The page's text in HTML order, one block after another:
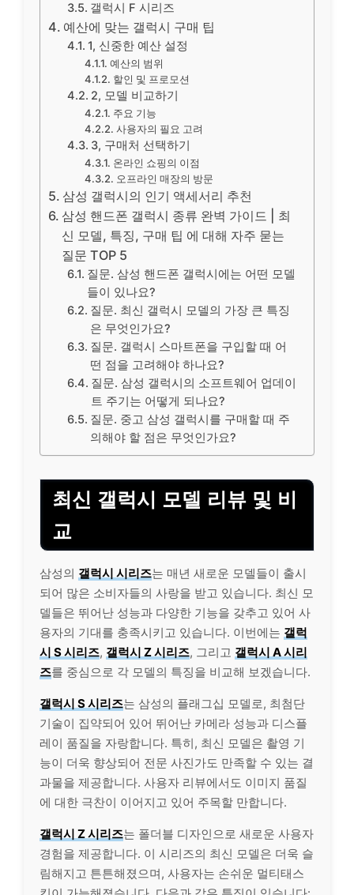
갤럭시 F 시리즈
예산에 맞는 갤럭시 구매 팁
1, 신중한 예산 설정
예산의 범위
할인 및 프로모션
2, 모델 비교하기
주요 기능
사용자의 필요 고려
3, 구매처 선택하기
온라인 쇼핑의 이점
오프라인 매장의 방문
삼성 갤럭시의 인기 액세서리 추천
삼성 핸드폰 갤럭시 종류 완벽 가이드 | 최
신 모델, 특징, 구매 팁 에 대해 자주 묻는
질문 TOP 5
질문. 삼성 핸드폰 갤럭시에는 어떤 모델
들이 있나요?
질문. 최신 갤럭시 모델의 가장 큰 특징
은 무엇인가요?
질문. 갤럭시 스마트폰을 구입할 때 어
떤 점을 고려해야 하나요?
질문. 삼성 갤럭시의 소프트웨어 업데이
트 주기는 어떻게 되나요?
질문. 중고 삼성 갤럭시를 구매할 때 주
의해야 할 점은 무엇인가요?
최신 갤럭시 모델 리뷰 및 비
교
삼성의 갤럭시 시리즈는 매년 새로운 모델들이 출시
되어 많은 소비자들의 사랑을 받고 있습니다. 최신 모
델들은 뛰어난 성능과 다양한 기능을 갖추고 있어 사
용자의 기대를 충족시키고 있습니다. 이번에는 갤럭
시 S 시리즈, 갤럭시 Z 시리즈, 그리고 갤럭시 A 시리
즈를 중심으로 각 모델의 특징을 비교해 보겠습니다.
갤럭시 S 시리즈는 삼성의 플래그십 모델로, 최첨단
기술이 집약되어 있어 뛰어난 카메라 성능과 디스플
레이 품질을 자랑합니다. 특히, 최신 모델은 촬영 기
능이 더욱 향상되어 전문 사진가도 만족할 수 있는 결
과물을 제공합니다. 사용자 리뷰에서도 이미지 품질
에 대한 극찬이 이어지고 있어 주목할 만합니다.
갤럭시 Z 시리즈는 폴더블 디자인으로 새로운 사용자
경험을 제공합니다. 이 시리즈의 최신 모델은 더욱 슬
림해지고 튼튼해졌으며, 사용자는 손쉬운 멀티태스